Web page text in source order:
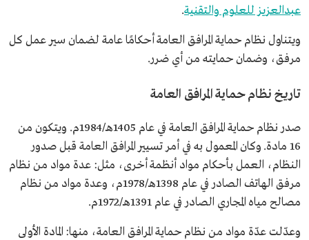
عبدالعزيز للعلوم والتقنية.
ويتناول نظام حماية المرافق العامة أحكامًا عامة لضمان سير عمل كل
مرفق، وضمان حمايته من أي ضرر.
تاريخ نظام حماية المرافق العامة
صدر نظام حماية المرافق العامة في عام 1405هـ/1984م. ويتكون من
16 مادة. وكان المعمول به في أمر تسيير المرافق العامة قبل صدور
النظام، العمل بأحكام مواد أنظمة أخرى، مثل: عدة مواد من نظام
مرفق الهاتف الصادر في عام 1398هـ/1978م، وعدة مواد من نظام
مصالح مياه المجاري الصادر في عام 1391هـ/1972م.
وعدّلت عدّة مواد من نظام حماية المرافق العامة، منها: المادة الأولى